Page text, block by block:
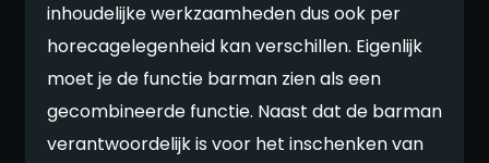
inhoudelijke werkzaamheden dus ook per
horecagelegenheid kan verschillen. Eigenlijk
moet je de functie barman zien als een
gecombineerde functie. Naast dat de barman
verantwoordelijk is voor het inschenken van